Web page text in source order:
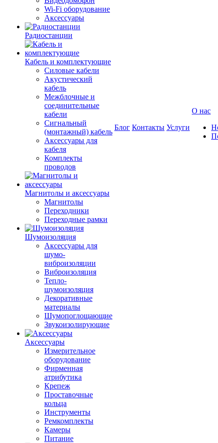
Wi-Fi оборудование
Аксессуары
Радиостанции
Кабель и комплектующие
Силовые кабели
Акустический
кабель
Межблочные и
соединительные
кабели
Сигнальный
(монтажный) кабель
Аксессуары для
кабеля
Комплекты
проводов
Магнитолы и аксессуары
Магнитолы
Переходники
Переходные рамки
Шумоизоляция
Аксессуары для
шумо-
виброизоляции
Виброизоляция
Тепло-
шумоизоляция
Декоративные
материалы
Шумопоглощающие
Звукоизолирующие
Аксессуары
Измерительное
оборудование
Фирменная
атрибутика
Крепеж
Проставочные
кольца
Инструменты
Ремкомплекты
Камеры
Питание
Блог Контакты Услуги
О нас